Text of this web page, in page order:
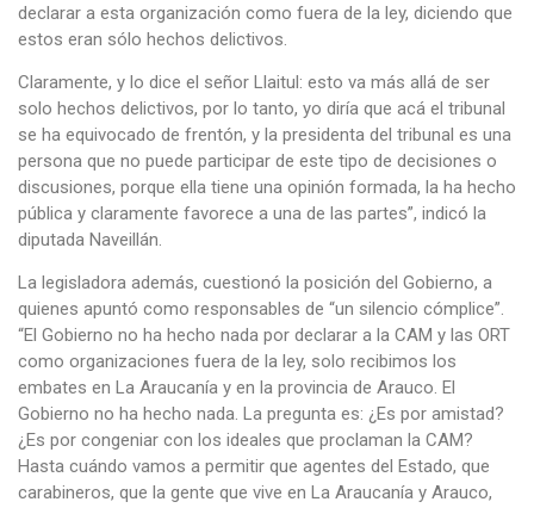
declarar a esta organización como fuera de la ley, diciendo que
estos eran sólo hechos delictivos.
Claramente, y lo dice el señor Llaitul: esto va más allá de ser
solo hechos delictivos, por lo tanto, yo diría que acá el tribunal
se ha equivocado de frentón, y la presidenta del tribunal es una
persona que no puede participar de este tipo de decisiones o
discusiones, porque ella tiene una opinión formada, la ha hecho
pública y claramente favorece a una de las partes”, indicó la
diputada Naveillán.
La legisladora además, cuestionó la posición del Gobierno, a
quienes apuntó como responsables de “un silencio cómplice”.
“El Gobierno no ha hecho nada por declarar a la CAM y las ORT
como organizaciones fuera de la ley, solo recibimos los
embates en La Araucanía y en la provincia de Arauco. El
Gobierno no ha hecho nada. La pregunta es: ¿Es por amistad?
¿Es por congeniar con los ideales que proclaman la CAM?
Hasta cuándo vamos a permitir que agentes del Estado, que
carabineros, que la gente que vive en La Araucanía y Arauco,